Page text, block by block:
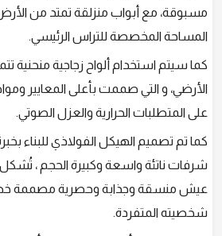
مسبوقة، مع أبواب منزلقة تمتد من
المساحة المخصصة للتراس الرئيسي.
كما سيتم استخدام ألواح زجاجية
الأرضي، و التي صممت بأعلى المعايير
على المتطلبات الحرارية والعزل الصوتي.
كما تم تصميم الهيكل الفولاذي للبناء
شرفات ناتئة واسعة وكبيرة الحجم ، تُشكل
عيش منسقة وجذابة وحصرية مصممة
شخصيته المتفردة.